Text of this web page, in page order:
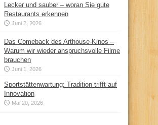
Lecker und sauber – woran Sie gute
Restaurants erkennen
Juni 2, 2026
Das Comeback des Arthouse-Kinos –
Warum wir wieder anspruchsvolle Filme
brauchen
Juni 1, 2026
Sportstättenwartung: Tradition trifft auf
Innovation
Mai 20, 2026